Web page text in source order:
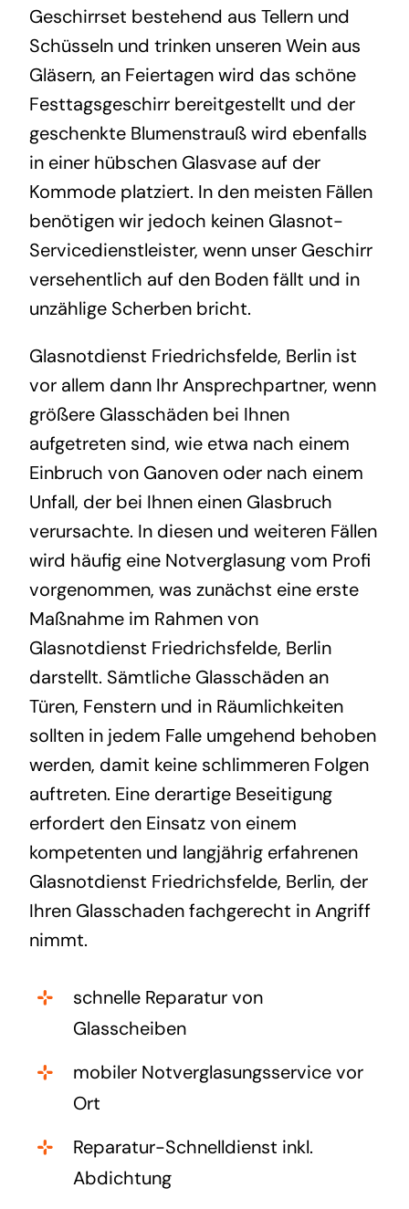
Geschirrset bestehend aus Tellern und
Schüsseln und trinken unseren Wein aus
Gläsern, an Feiertagen wird das schöne
Festtagsgeschirr bereitgestellt und der
geschenkte Blumenstrauß wird ebenfalls
in einer hübschen Glasvase auf der
Kommode platziert. In den meisten Fällen
benötigen wir jedoch keinen Glasnot-
Servicedienstleister, wenn unser Geschirr
versehentlich auf den Boden fällt und in
unzählige Scherben bricht.
Glasnotdienst Friedrichsfelde, Berlin ist
vor allem dann Ihr Ansprechpartner, wenn
größere Glasschäden bei Ihnen
aufgetreten sind, wie etwa nach einem
Einbruch von Ganoven oder nach einem
Unfall, der bei Ihnen einen Glasbruch
verursachte. In diesen und weiteren Fällen
wird häufig eine Notverglasung vom Profi
vorgenommen, was zunächst eine erste
Maßnahme im Rahmen von
Glasnotdienst Friedrichsfelde, Berlin
darstellt. Sämtliche Glasschäden an
Türen, Fenstern und in Räumlichkeiten
sollten in jedem Falle umgehend behoben
werden, damit keine schlimmeren Folgen
auftreten. Eine derartige Beseitigung
erfordert den Einsatz von einem
kompetenten und langjährig erfahrenen
Glasnotdienst Friedrichsfelde, Berlin, der
Ihren Glasschaden fachgerecht in Angriff
nimmt.
schnelle Reparatur von
Glasscheiben
mobiler Notverglasungsservice vor
Ort
Reparatur-Schnelldienst inkl.
Abdichtung